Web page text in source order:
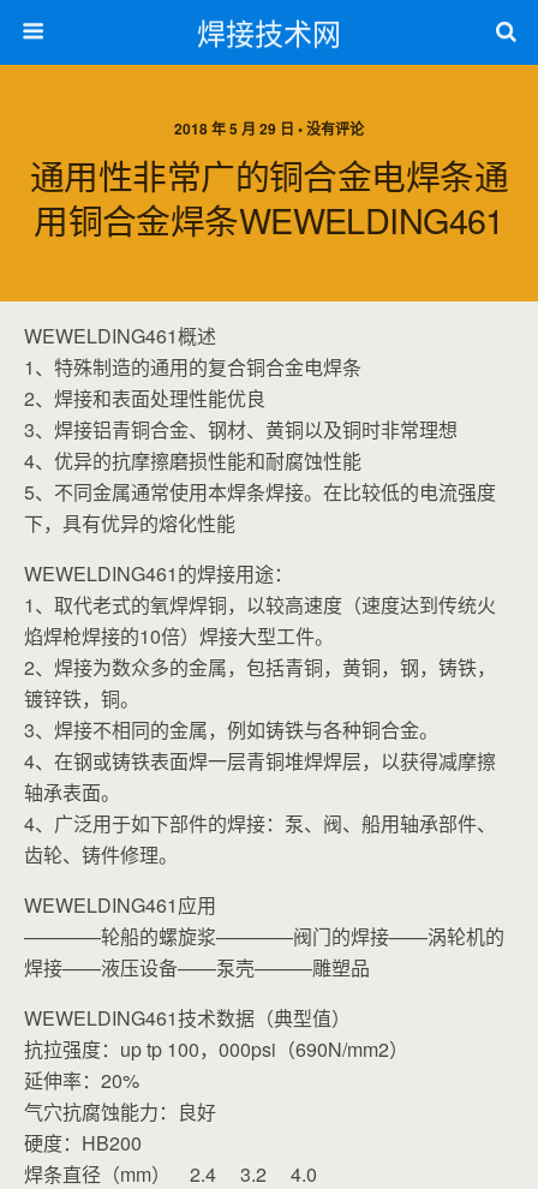
焊接技术网
2018 年 5 月 29 日 • 没有评论
通用性非常广的铜合金电焊条通
用铜合金焊条WEWELDING461
WEWELDING461概述
1、特殊制造的通用的复合铜合金电焊条
2、焊接和表面处理性能优良
3、焊接铝青铜合金、钢材、黄铜以及铜时非常理想
4、优异的抗摩擦磨损性能和耐腐蚀性能
5、不同金属通常使用本焊条焊接。在比较低的电流强度
下，具有优异的熔化性能
WEWELDING461的焊接用途：
1、取代老式的氧焊焊铜，以较高速度（速度达到传统火
焰焊枪焊接的10倍）焊接大型工件。
2、焊接为数众多的金属，包括青铜，黄铜，钢，铸铁，
镀锌铁，铜。
3、焊接不相同的金属，例如铸铁与各种铜合金。
4、在钢或铸铁表面焊一层青铜堆焊焊层，以获得减摩擦
轴承表面。
4、广泛用于如下部件的焊接：泵、阀、船用轴承部件、
齿轮、铸件修理。
WEWELDING461应用
————轮船的螺旋浆————阀门的焊接——涡轮机的
焊接——液压设备——泵壳———雕塑品
WEWELDING461技术数据（典型值）
抗拉强度：up tp 100，000psi（690N/mm2）
延伸率：20%
气穴抗腐蚀能力：良好
硬度：HB200
焊条直径（mm） 2.4 3.2 4.0